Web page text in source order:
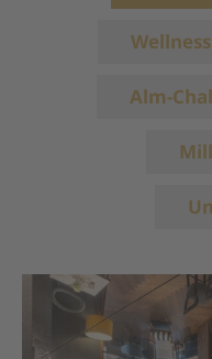
Wellness
Alm-